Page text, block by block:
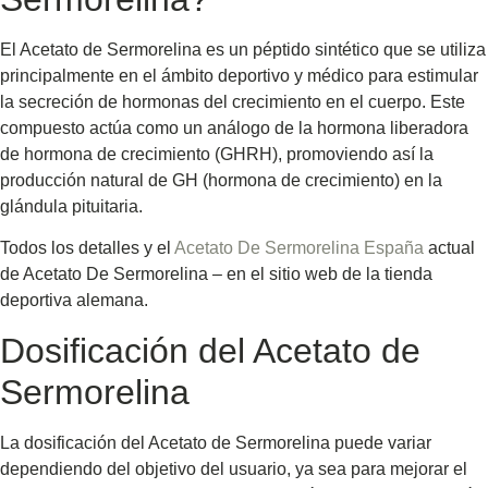
El Acetato de Sermorelina es un péptido sintético que se utiliza
principalmente en el ámbito deportivo y médico para estimular
la secreción de hormonas del crecimiento en el cuerpo. Este
compuesto actúa como un análogo de la hormona liberadora
de hormona de crecimiento (GHRH), promoviendo así la
producción natural de GH (hormona de crecimiento) en la
glándula pituitaria.
Todos los detalles y el Acetato De Sermorelina España actual
de Acetato De Sermorelina – en el sitio web de la tienda
deportiva alemana.
Dosificación del Acetato de
Sermorelina
La dosificación del Acetato de Sermorelina puede variar
dependiendo del objetivo del usuario, ya sea para mejorar el